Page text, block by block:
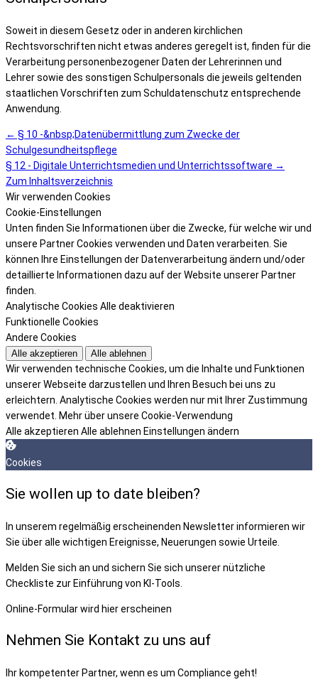
Soweit in diesem Gesetz oder in anderen kirchlichen
Rechtsvorschriften nicht etwas anderes geregelt ist, finden für die
Verarbeitung personenbezogener Daten der Lehrerinnen und
Lehrer sowie des sonstigen Schulpersonals die jeweils geltenden
staatlichen Vorschriften zum Schuldatenschutz entsprechende
Anwendung.
← § 10 -&nbsp;Datenübermittlung zum Zwecke der
Schulgesundheitspflege
§ 12 - Digitale Unterrichtsmedien und Unterrichtssoftware →
Zum Inhaltsverzeichnis
Wir verwenden Cookies
Cookie-Einstellungen
Unten finden Sie Informationen über die Zwecke, für welche wir und
unsere Partner Cookies verwenden und Daten verarbeiten. Sie
können Ihre Einstellungen der Datenverarbeitung ändern und/oder
detaillierte Informationen dazu auf der Website unserer Partner
finden.
Analytische Cookies Alle deaktivieren
Funktionelle Cookies
Andere Cookies
Alle akzeptieren Alle ablehnen
Wir verwenden technische Cookies, um die Inhalte und Funktionen
unserer Webseite darzustellen und Ihren Besuch bei uns zu
erleichtern. Analytische Cookies werden nur mit Ihrer Zustimmung
verwendet. Mehr über unsere Cookie-Verwendung
Alle akzeptieren Alle ablehnen Einstellungen ändern
Cookies
Sie wollen up to date bleiben?
In unserem regelmäßig erscheinenden Newsletter informieren wir
Sie über alle wichtigen Ereignisse, Neuerungen sowie Urteile.
Melden Sie sich an und sichern Sie sich unserer nützliche
Checkliste zur Einführung von KI-Tools.
Online-Formular wird hier erscheinen
Nehmen Sie Kontakt zu uns auf
Ihr kompetenter Partner, wenn es um Compliance geht!